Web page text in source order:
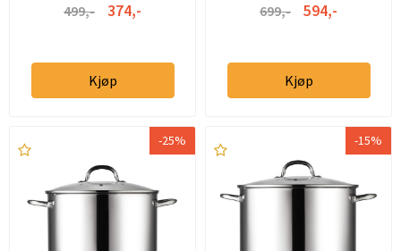
499,- 374,-
Kjøp
699,- 594,-
Kjøp
-25% -15%